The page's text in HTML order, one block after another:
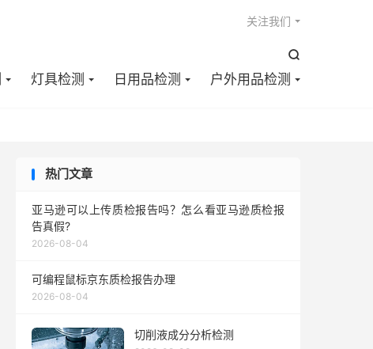

灯具检测 日用品检测 户外用品检测
关注我们
热门文章
亚马逊可以上传质检报告吗？怎么看亚马逊质检报
告真假?
2026-08-04
可编程鼠标京东质检报告办理
2026-08-04
切削液成分分析检测